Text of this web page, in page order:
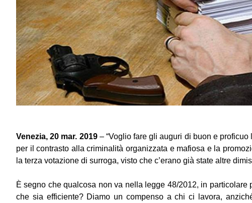
Venezia, 20 mar. 2019– “Voglio fare gli auguri di buon e
per il contrasto alla criminalità organizzata e mafiosa e la
la terza votazione di surroga, visto che c’erano già state altre
È segno che qualcosa non va nella legge 48/2012, in particolare
che sia efficiente? Diamo un compenso a chi ci lavora,